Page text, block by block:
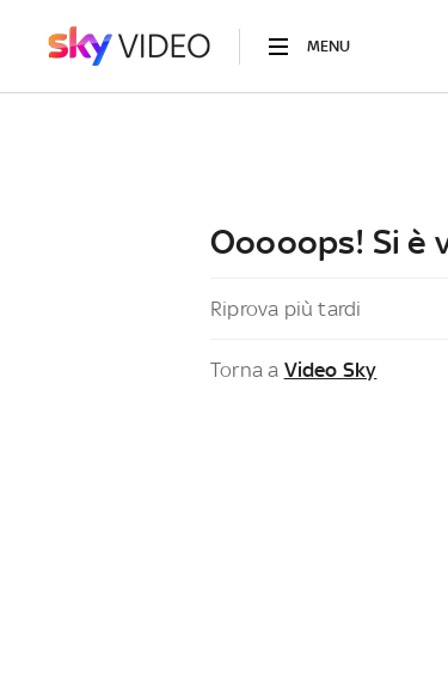
MENU
Ooooops! Si è
Riprova più tardi
Torna a Video Sky